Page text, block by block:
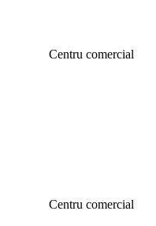
Сentru comercial
Сentru comercial